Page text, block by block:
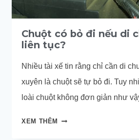
Chuột có bỏ đi nếu di
liên tục?
Nhiều tài xế tin rằng chỉ cần di
xuyên là chuột sẽ tự bỏ đi. Tuy
loài chuột không đơn giản như
XEM THÊM
CHUỘT